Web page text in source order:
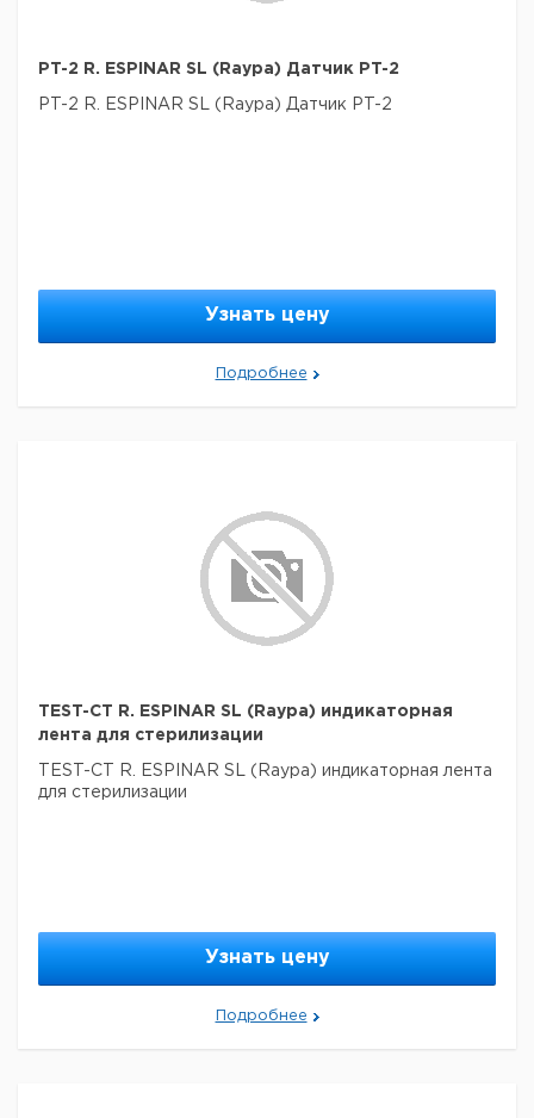
PT-2 R. ESPINAR SL (Raypa) Датчик PT-2
PT-2 R. ESPINAR SL (Raypa) Датчик PT-2
Узнать цену
Подробнее
TEST-CT R. ESPINAR SL (Raypa) индикаторная
лента для стерилизации
TEST-CT R. ESPINAR SL (Raypa) индикаторная лента
для стерилизации
Узнать цену
Подробнее